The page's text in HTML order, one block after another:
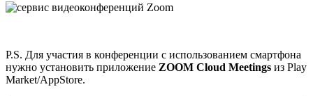
P.S. Для участия в конференции с использованием смартфона
нужно установить приложение ZOOM Cloud Meetings из Play
Market/AppStore.